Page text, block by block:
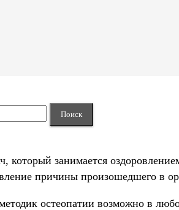
который занимается
причины произошедшего в
остеопатии возможно в